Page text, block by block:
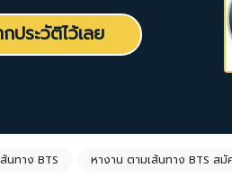
ประวัติไว้เลย
นทาง BTS หางาน ตามเส้นทาง BTS ส